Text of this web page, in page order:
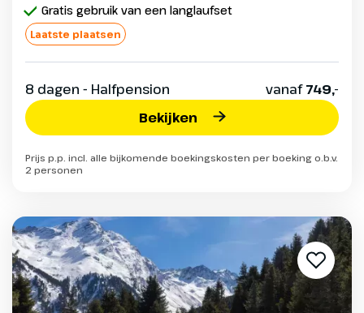
Gratis gebruik van een langlaufset
Laatste plaatsen
8 dagen - Halfpension vanaf749,-
Bekijken
Prijs p.p. incl. alle bijkomende boekingskosten per boeking o.b.v.
2 personen